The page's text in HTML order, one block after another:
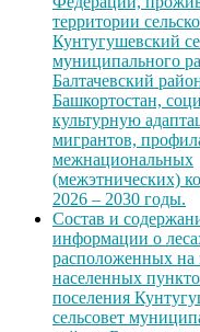
территории
Кунтугушевский
муниципального
Балтачевский
Башкортостан,
культурную
мигрантов,
межнациональных
(межэтнических)
2026 – 2030 годы.
Состав и
информации о
расположенных на
населенных
поселения
сельсовет